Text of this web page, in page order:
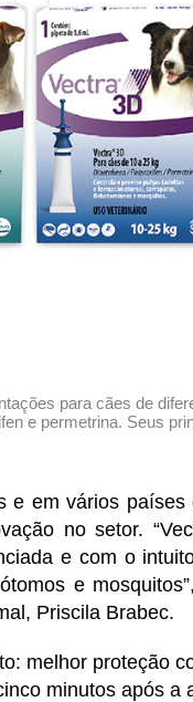
para cães de
e permetrina. Seus
e em vários
no setor.
e com o
e
Priscila Brabec.
melhor proteção
minutos após a